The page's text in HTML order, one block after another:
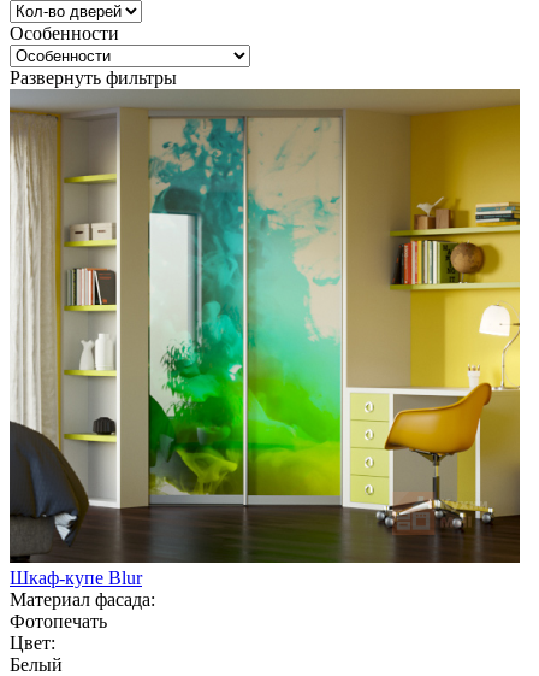
Особенности
Развернуть фильтры
Шкаф-купе Blur
Материал фасада:
Фотопечать
Цвет:
Белый